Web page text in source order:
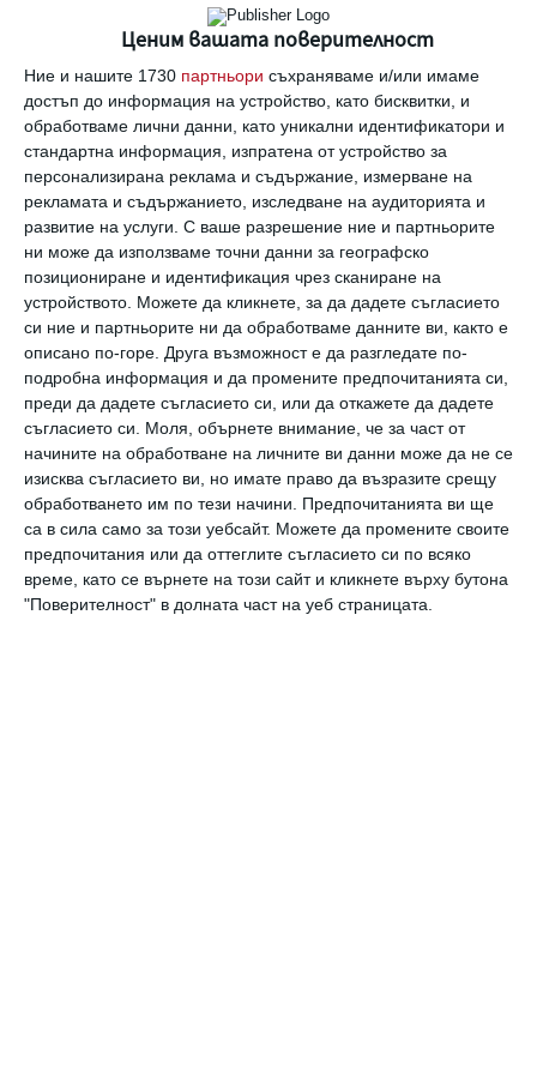
Ценим вашата поверителност
Ние и нашите 1730 партньори съхраняваме и/или имаме
достъп до информация на устройство, като бисквитки, и
обработваме лични данни, като уникални идентификатори и
стандартна информация, изпратена от устройство за
персонализирана реклама и съдържание, измерване на
рекламата и съдържанието, изследване на аудиторията и
развитие на услуги. С ваше разрешение ние и партньорите
ни може да използваме точни данни за географско
позициониране и идентификация чрез сканиране на
устройството. Можете да кликнете, за да дадете съгласието
си ние и партньорите ни да обработваме данните ви, както е
описано по-горе. Друга възможност е да разгледате по-
подробна информация и да промените предпочитанията си,
преди да дадете съгласието си, или да откажете да дадете
съгласието си.
Моля, обърнете внимание, че за част от
начините на обработване на личните ви данни може да не се
изисква съгласието ви, но имате право да възразите срещу
обработването им по тези начини. Предпочитанията ви ще
са в сила само за този уебсайт. Можете да промените своите
предпочитания или да оттеглите съгласието си по всяко
време, като се върнете на този сайт и кликнете върху бутона
"Поверителност" в долната част на уеб страницата.
Семейство и деца:
Решавате да изведете децата през уикенда и изведнъж
се оказва, че не може да се справите с всичко, което сте
обещали да направите през същите тези почивни дни.
стрелецхороскопседмиченпрогнозаздравеработалюбов
семействодеца
Коментари
Трябва да сте регистриран потребител за да
напишете коментар
Виж всички коментари